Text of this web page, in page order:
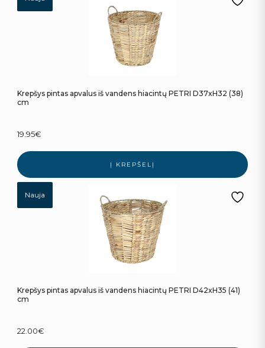
Krepšys pintas apvalus iš vandens hiacintų PETRI D37xH32 (38)
cm
19.95€
Į KREPŠELĮ
Nauja
Krepšys pintas apvalus iš vandens hiacintų PETRI D42xH35 (41)
cm
22.00€